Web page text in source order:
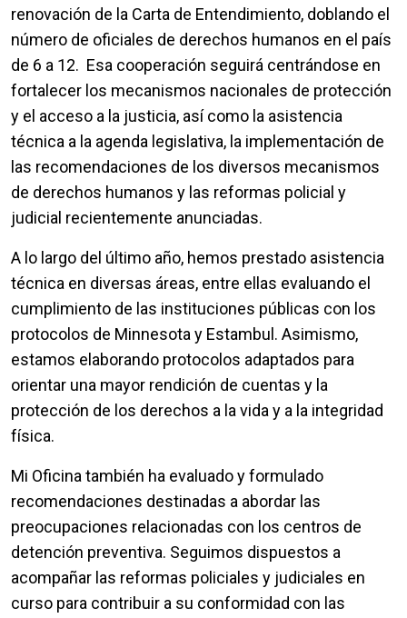
renovación de la Carta de Entendimiento, doblando el
número de oficiales de derechos humanos en el país
de 6 a 12. Esa cooperación seguirá centrándose en
fortalecer los mecanismos nacionales de protección
y el acceso a la justicia, así como la asistencia
técnica a la agenda legislativa, la implementación de
las recomendaciones de los diversos mecanismos
de derechos humanos y las reformas policial y
judicial recientemente anunciadas.
A lo largo del último año, hemos prestado asistencia
técnica en diversas áreas, entre ellas evaluando el
cumplimiento de las instituciones públicas con los
protocolos de Minnesota y Estambul. Asimismo,
estamos elaborando protocolos adaptados para
orientar una mayor rendición de cuentas y la
protección de los derechos a la vida y a la integridad
física.
Mi Oficina también ha evaluado y formulado
recomendaciones destinadas a abordar las
preocupaciones relacionadas con los centros de
detención preventiva. Seguimos dispuestos a
acompañar las reformas policiales y judiciales en
curso para contribuir a su conformidad con las